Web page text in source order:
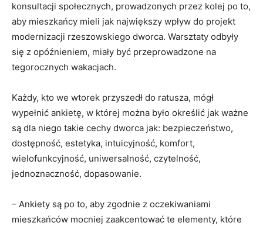
konsultacji społecznych, prowadzonych przez kolej po to,
aby mieszkańcy mieli jak największy wpływ do projekt
modernizacji rzeszowskiego dworca. Warsztaty odbyły
się z opóźnieniem, miały być przeprowadzone na
tegorocznych wakacjach.
Każdy, kto we wtorek przyszedł do ratusza, mógł
wypełnić ankietę, w której można było określić jak ważne
są dla niego takie cechy dworca jak: bezpieczeństwo,
dostępność, estetyka, intuicyjność, komfort,
wielofunkcyjność, uniwersalność, czytelność,
jednoznaczność, dopasowanie.
– Ankiety są po to, aby zgodnie z oczekiwaniami
mieszkańców mocniej zaakcentować te elementy, które